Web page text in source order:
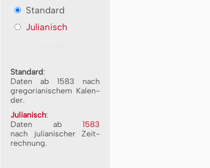
Standard
Julianisch
Standard:
Daten ab 1583 nach
gre­go­ri­a­ni­schem Ka­len­
der.
Julianisch:
Daten ab 1583
nach ju­li­a­ni­scher Zeit­
rech­nung.